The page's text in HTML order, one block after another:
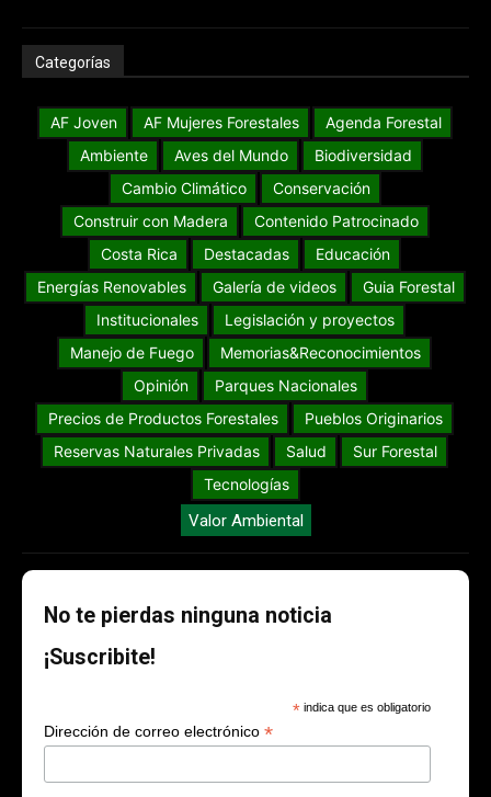
Categorías
AF Joven AF Mujeres Forestales
Agenda Forestal
Ambiente
Aves del Mundo
Biodiversidad
Cambio Climático
Conservación
Construir con Madera
Contenido Patrocinado
Costa Rica
Destacadas
Educación
Energías Renovables
Galería de videos
Guia Forestal
Institucionales
Legislación y proyectos
Manejo de Fuego
Memorias&Reconocimientos
Opinión
Parques Nacionales
Precios de Productos Forestales
Pueblos Originarios
Reservas Naturales Privadas
Salud
Sur Forestal
Tecnologías
Valor Ambiental
No te pierdas ninguna noticia
¡Suscribite!
* indica que es obligatorio
Dirección de correo electrónico *